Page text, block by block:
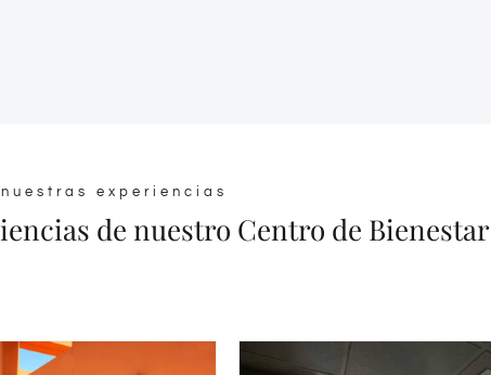
experiencias
de nuestro Centro de Bienestar